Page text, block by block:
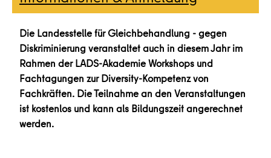
Die Landesstelle für Gleichbehandlung - gegen
Diskriminierung veranstaltet auch in diesem Jahr im
Rahmen der LADS-Akademie Workshops und
Fachtagungen zur Diversity-Kompetenz von
Fachkräften. Die Teilnahme an den Veranstaltungen
ist kostenlos und kann als Bildungszeit angerechnet
werden.